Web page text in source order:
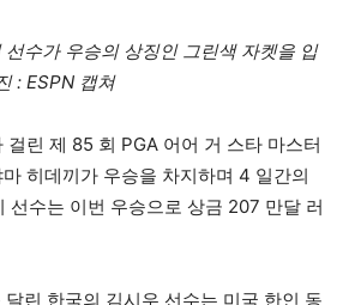
선수가 우승의 상징인 그린색 자켓을 입
: ESPN 캡쳐
걸린 제 85 회 PGA 어어 거 스타 마스터
히데끼가 우승을 차지하며 4 일간의
선수는 이번 우승으로 상금 207 만달 러
린 한국의 김시우 선수는 미국 한인 동